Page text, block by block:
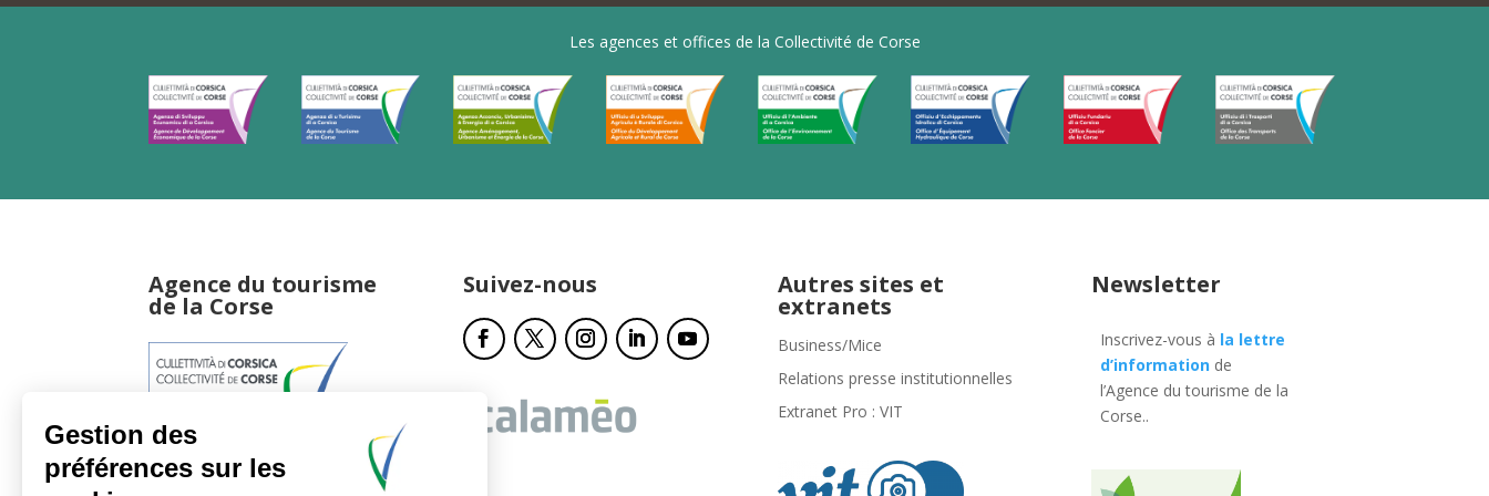
Les agences et offices de la Collectivité de Corse
Agence du tourisme
de la Corse
Suivez-nous Autres sites et
extranets
Business/Mice
Relations presse institutionnelles
Extranet Pro : VIT
Newsletter
Inscrivez-vous à la lettre
d’information de
l’Agence du tourisme de la
Corse..